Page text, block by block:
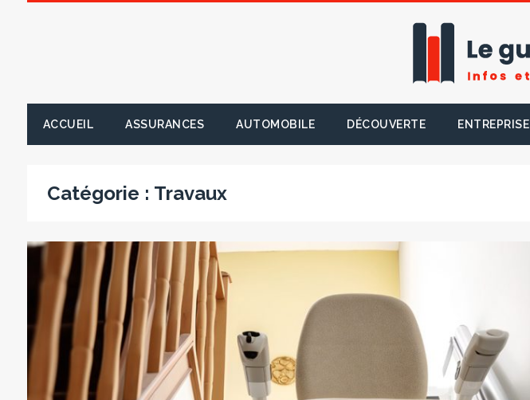
ACCUEIL ASSURANCES AUTOMOBILE DÉCOUVERTE ENTREPRISE
Catégorie : Travaux